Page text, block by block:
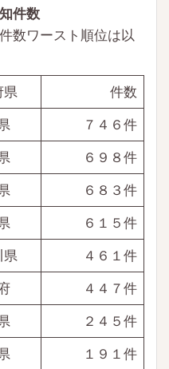
件数
数ワースト順位は以
県
件数
７４６件
６９８件
６８３件
６１５件
県
４６１件
４４７件
２４５件
１９１件